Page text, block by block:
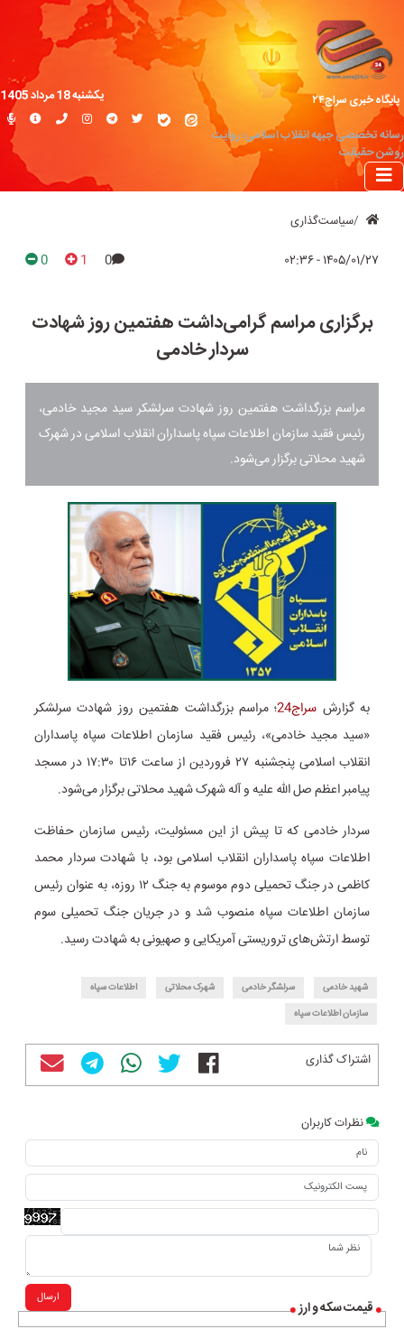
پایگاه خبری سراج۲۴
رسانه تخصصی جبهه انقلاب اسلامی؛ روایت
روشن حقیقت
یکشنبه 18 مرداد 1405
قیمت سکه و ارز
سیاست‌گذاری
۱۴۰۵/۰۱/۲۷ - ۰۲:۳۶ 0
1
0
برگزاری مراسم گرامی‌داشت هفتمین روز شهادت
سردار خادمی
مراسم بزرگداشت هفتمین روز شهادت سرلشکر سید مجید خادمی،
رئیس فقید سازمان اطلاعات سپاه پاسداران انقلاب اسلامی در شهرک
شهید محلاتی برگزار می‌شود.
به گزارش سراج24
؛ مراسم بزرگداشت هفتمین روز شهادت سرلشکر
«سید مجید خادمی»، رئیس فقید سازمان اطلاعات سپاه پاسداران
انقلاب اسلامی پنجشنبه ۲۷ فروردین از ساعت ۱۶تا ۱۷:۳۰ در مسجد
پیامبر اعظم صل الله علیه و آله شهرک شهید محلاتی برگزار می‌شود.
سردار خادمی که تا پیش از این مسئولیت، رئیس سازمان حفاظت
اطلاعات سپاه پاسداران انقلاب اسلامی بود، با شهادت سردار محمد
کاظمی در جنگ تحمیلی دوم موسوم به جنگ ۱۲ روزه، به عنوان رئیس
سازمان اطلاعات سپاه منصوب شد و در جریان جنگ تحمیلی سوم
توسط ارتش‌های تروریستی آمریکایی و صهیونی به شهادت رسید.
شهید خادمی سرلشگر خادمی شهرک محلاتی
اطلاعات سپاه
سازمان اطلاعات سپاه
اشتراک گذاری
نظرات کاربران
ارسال